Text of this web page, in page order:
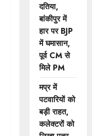
दतिया,
बांकीपुर में
हार पर BJP
में घमासान,
पूर्व CM से
मिले PM
मप्र में
पटवारियों को
बड़ी राहत,
कलेक्टरों को